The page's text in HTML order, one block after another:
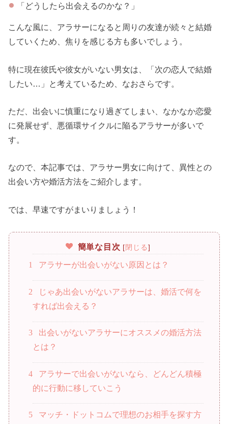
「どうしたら出会えるのかな？」
こんな風に、アラサーになると周りの友達が続々と結婚
していくため、焦りを感じる方も多いでしょう。
特に現在彼氏や彼女がいない男女は、「次の恋人で結婚
したい…」と考えているため、なおさらです。
ただ、出会いに慎重になり過ぎてしまい、なかなか恋愛
に発展せず、悪循環サイクルに陥るアラサーが多いで
す。
なので、本記事では、アラサー男女に向けて、異性との
出会い方や婚活方法をご紹介します。
では、早速ですがまいりましょう！
簡単な目次 [閉じる]
1 アラサーが出会いがない原因とは？
2
じゃあ出会いがないアラサーは、婚活で何を
すれば出会える？
3
出会いがないアラサーにオススメの婚活方法
とは？
4
アラサーで出会いがないなら、どんどん積極
的に行動に移していこう
5
マッチ・ドットコムで理想のお相手を探す方